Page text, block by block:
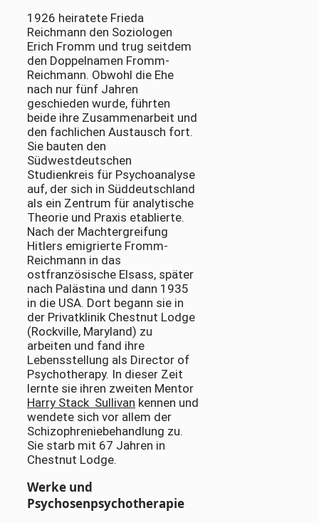
1926 heiratete Frieda
Reichmann den Soziologen
Erich Fromm und trug seitdem
den Doppelnamen Fromm-
Reichmann. Obwohl die Ehe
nach nur fünf Jahren
geschieden wurde, führten
beide ihre Zusammenarbeit und
den fachlichen Austausch fort.
Sie bauten den
Südwestdeutschen
Studienkreis für Psychoanalyse
auf, der sich in Süddeutschland
als ein Zentrum für analytische
Theorie und Praxis etablierte.
Nach der Machtergreifung
Hitlers emigrierte Fromm-
Reichmann in das
ostfranzösische Elsass, später
nach Palästina und dann 1935
in die USA. Dort begann sie in
der Privatklinik Chestnut Lodge
(Rockville, Maryland) zu
arbeiten und fand ihre
Lebensstellung als Director of
Psychotherapy. In dieser Zeit
lernte sie ihren zweiten Mentor
Harry Stack Sullivan kennen und
wendete sich vor allem der
Schizophreniebehandlung zu.
Sie starb mit 67 Jahren in
Chestnut Lodge.
Werke und
Psychosenpsychotherapie